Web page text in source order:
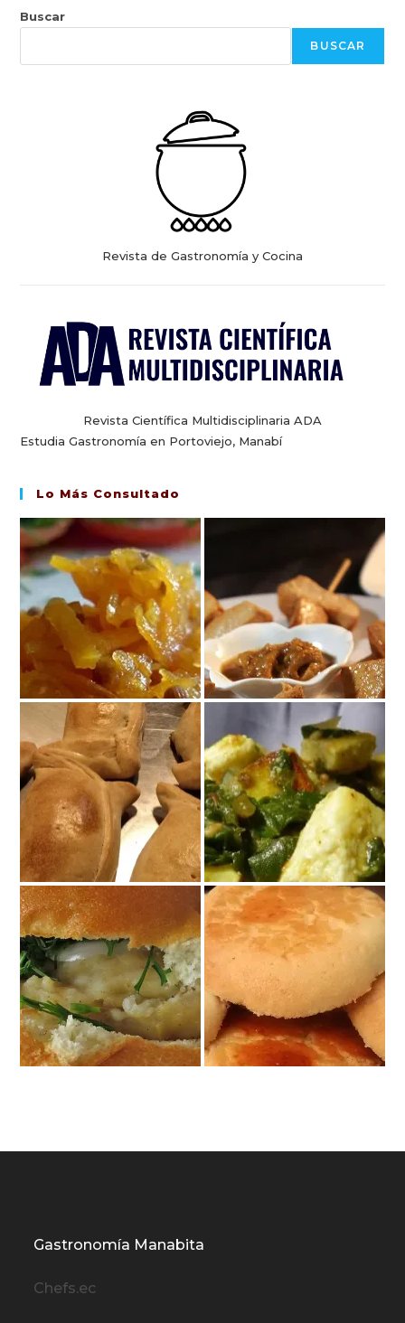
Buscar
BUSCAR
Revista de Gastronomía y Cocina
Revista Científica Multidisciplinaria ADA
Estudia Gastronomía en Portoviejo, Manabí
Lo Más Consultado
Gastronomía Manabita
Chefs.ec